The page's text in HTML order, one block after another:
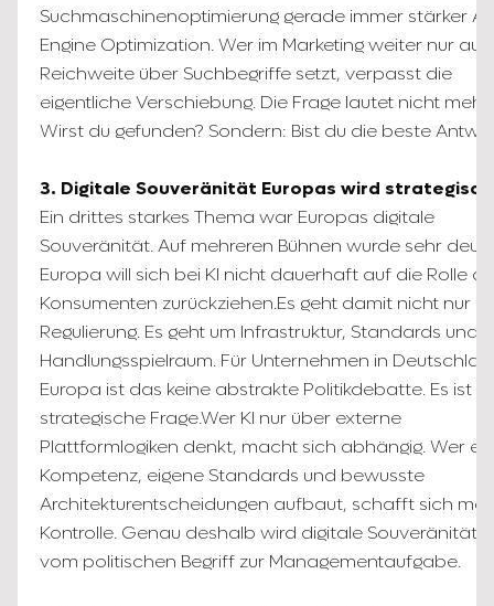
Suchmaschinenoptimierung gerade immer stärker
Engine Optimization. Wer im Marketing weiter nur auf
Reichweite über Suchbegriffe setzt, verpasst die
eigentliche Verschiebung. Die Frage lautet nicht mehr
Wirst du gefunden? Sondern: Bist du die beste
3. Digitale Souveränität Europas wird strategisch
Ein drittes starkes Thema war Europas digitale
Souveränität. Auf mehreren Bühnen wurde sehr
Europa will sich bei KI nicht dauerhaft auf die Rolle
Konsumenten zurückziehen.Es geht damit nicht nur
Regulierung. Es geht um Infrastruktur, Standards und
Handlungsspielraum. Für Unternehmen in
Europa ist das keine abstrakte Politikdebatte. Es ist
strategische Frage.Wer KI nur über externe
Plattformlogiken denkt, macht sich abhängig. Wer
Kompetenz, eigene Standards und bewusste
Architekturentscheidungen aufbaut, schafft sich
Kontrolle. Genau deshalb wird digitale Souveränität
vom politischen Begriff zur Managementaufgabe.